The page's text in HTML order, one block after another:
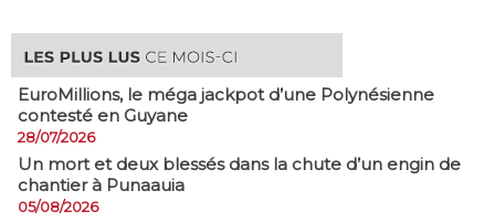
EuroMillions, ​le méga jackpot d’une Polynésienne
contesté en Guyane
28/07/2026
​Un mort et deux blessés dans la chute d’un engin de
chantier à Punaauia
05/08/2026